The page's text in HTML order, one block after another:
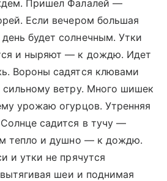
Пришел Фалалей —
Если вечером большая
будет солнечным. Утки
и ныряют — к дождю. Идет
Вороны садятся клювами
ветру. Много шишек
урожаю огурцов. Утренняя
садится в тучу —
тепло и душно — к дождю.
и утки не прячутся
шеи и поднимая